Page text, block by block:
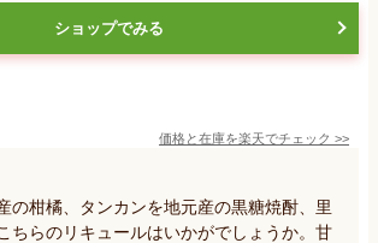
ショップでみる
価格と在庫を楽天でチェック >>
の柑橘、タンカンを地元産の黒糖焼酎、里
ちらのリキュールはいかがでしょうか。甘